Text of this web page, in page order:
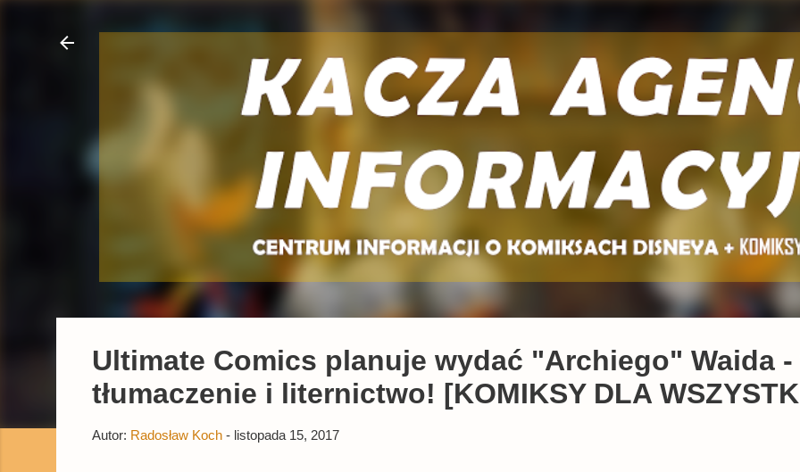
Ultimate Comics planuje wydać "Archiego" Waida
tłumaczenie i liternictwo! [KOMIKSY DLA
Autor: Radosław Koch - listopada 15, 2017